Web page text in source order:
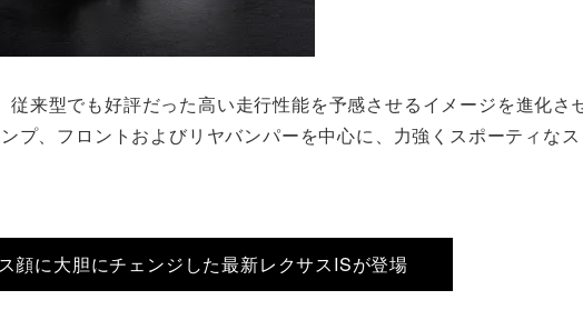
来型でも好評だった高い走行性能を予感させるイメージを進化さ
プ、フロントおよびリヤバンパーを中心に、力強くスポーティな
顔に大胆にチェンジした最新レクサスISが登場